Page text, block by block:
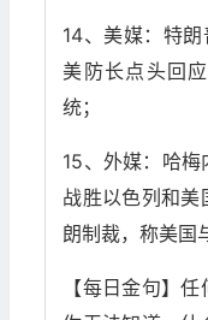
14、美媒：特朗
美防长点头回
统；
15、外媒：哈
战胜以色列和美
朗制裁，称美国
【每日金句】